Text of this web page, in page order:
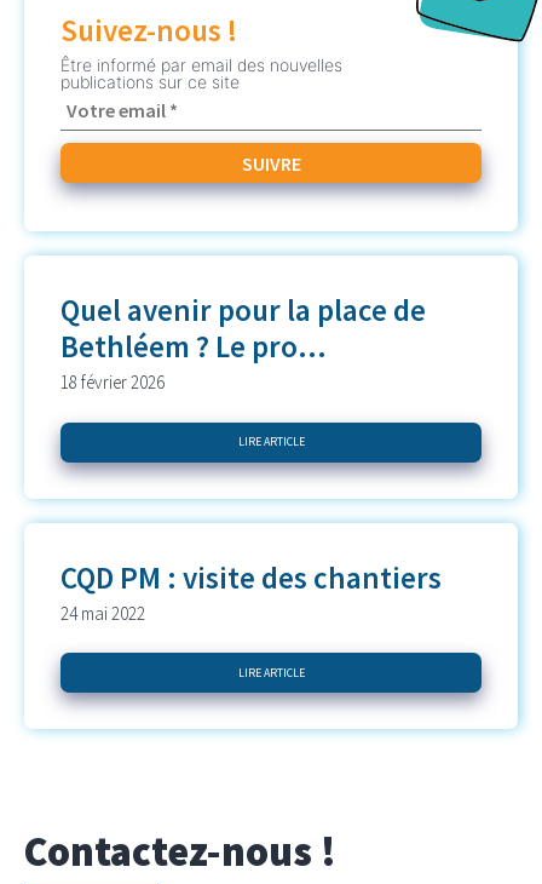
Suivez-nous !
Être informé par email des nouvelles
publications sur ce site
Quel avenir pour la place de
Bethléem ? Le pro...
18 février 2026
LIRE ARTICLE
CQD PM : visite des chantiers
24 mai 2022
LIRE ARTICLE
Contactez-nous !